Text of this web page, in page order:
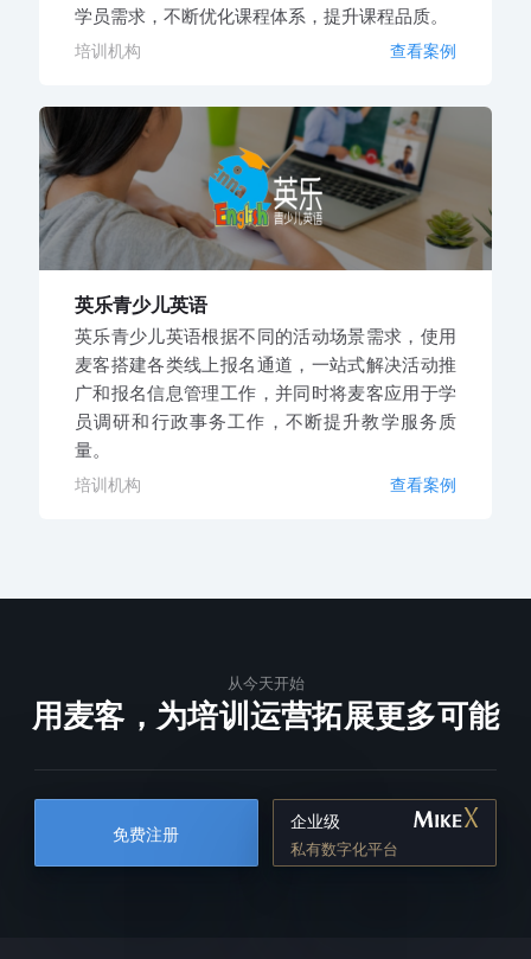
学员需求，不断优化课程体系，提升课程品质。
培训机构 查看案例
英乐青少儿英语
英乐青少儿英语根据不同的活动场景需求，使用
麦客搭建各类线上报名通道，一站式解决活动推
广和报名信息管理工作，并同时将麦客应用于学
员调研和行政事务工作，不断提升教学服务质
量。
培训机构 查看案例
从今天开始
用麦客，为培训运营拓展更多可能
免费注册
企业级
私有数字化平台